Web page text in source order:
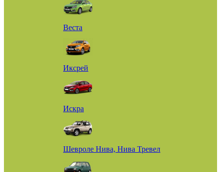
Веста
Иксрей
Искра
Шевроле Нива, Нива Тревел